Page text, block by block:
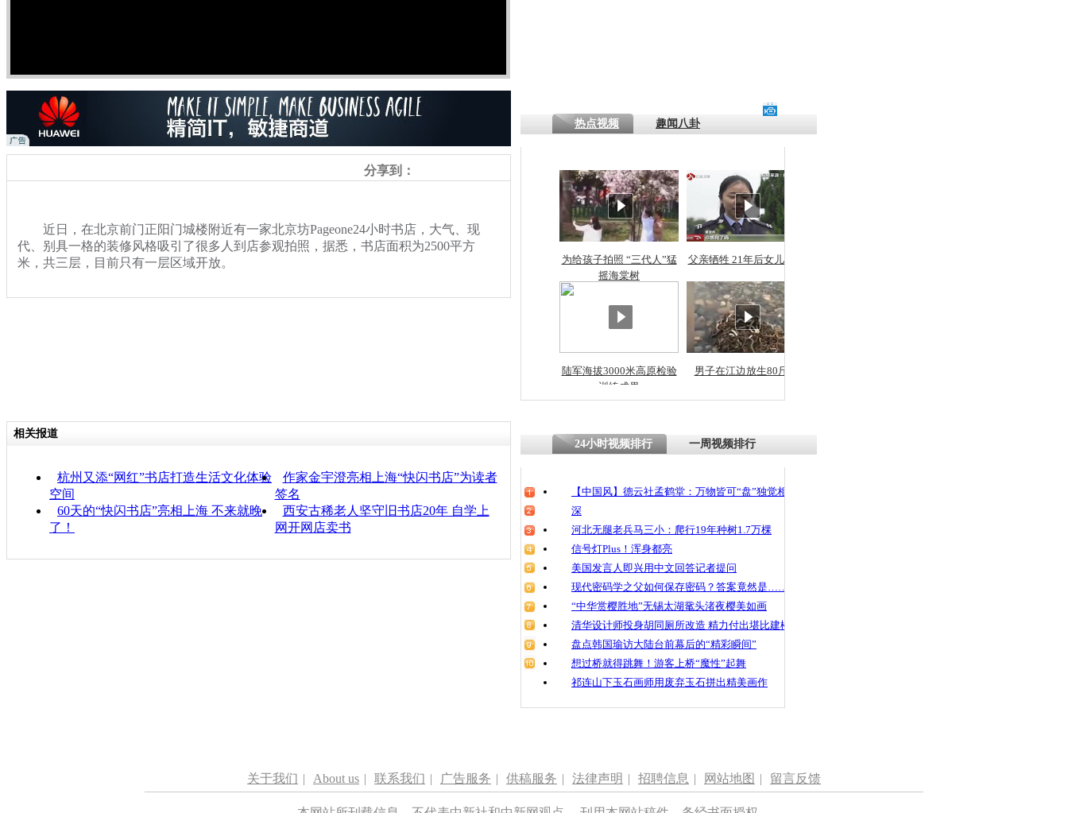
探访传承四千年传统习
俗：近万民众为娥皇女
英省亲送行
小伙骑车逆行被查情绪
崩溃 网上回答崩溃原
四川兴文苗乡上万人欢
魂
北京现超文艺范儿24小
时书店
分享到：
近日，在北京前门正阳门城楼附近有一家北京坊Pageone24小时书店，大气、现
代、别具一格的装修风格吸引了很多人到店参观拍照，据悉，书店面积为2500平方
米，共三层，目前只有一层区域开放。
热点视频 趣闻八卦
为给孩子拍照 “三代人”猛
摇海棠树
父亲牺牲 21年后女儿从警
陆军海拔3000米高原检验
训练成果
男子在江边放生80斤蛇
相关报道
杭州又添“网红”书店打造生活文化体验
空间
作家金宇澄亮相上海“快闪书店”为读者
签名
60天的“快闪书店”亮相上海 不来就晚
了！
西安古稀老人坚守旧书店20年 自学上
网开网店卖书
24小时视频排行 一周视频排行
【中国风】德云社孟鹤堂：万物皆可“盘”独觉相声
深
河北无腿老兵马三小：爬行19年种树1.7万棵
信号灯Plus！浑身都亮
美国发言人即兴用中文回答记者提问
现代密码学之父如何保存密码？答案竟然是……
“中华赏樱胜地”无锡太湖鼋头渚夜樱美如画
清华设计师投身胡同厕所改造 精力付出堪比建楼
盘点韩国瑜访大陆台前幕后的“精彩瞬间”
想过桥就得跳舞！游客上桥“魔性”起舞
祁连山下玉石画师用废弃玉石拼出精美画作
关于我们 | About us | 联系我们 | 广告服务 | 供稿服务 | 法律声明 | 招聘信息 | 网站地图 | 留言反馈